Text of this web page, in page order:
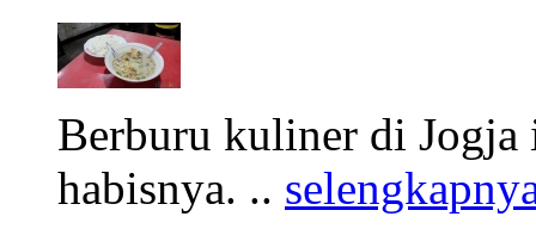
Berburu kuliner di Jogja
habisnya. ..